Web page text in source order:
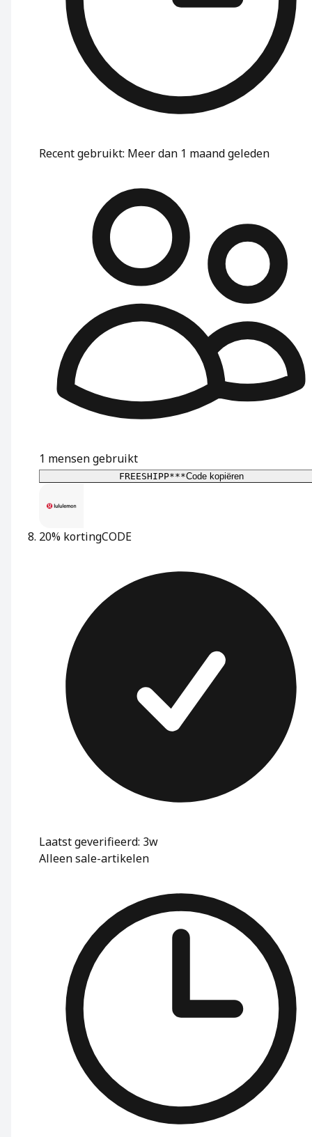
Recent gebruikt: Meer dan 1 maand geleden
1 mensen gebruikt
FREESHIPP***Code kopiëren
20% kortingCODE
Laatst geverifieerd: 3w
Alleen sale-artikelen